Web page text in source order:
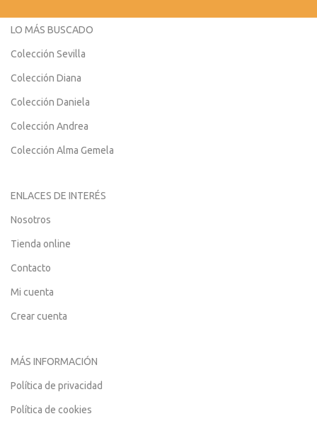
LO MÁS BUSCADO
Colección Sevilla
Colección Diana
Colección Daniela
Colección Andrea
Colección Alma Gemela
ENLACES DE INTERÉS
Nosotros
Tienda online
Contacto
Mi cuenta
Crear cuenta
MÁS INFORMACIÓN
Política de privacidad
Política de cookies